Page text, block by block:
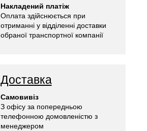
Накладений платіж
Оплата здійснюється при
отриманні у відділенні доставки
обраної транспортної компанії
Доставка
Самовивіз
З офісу за попередньою
телефонною домовленістю з
менеджером